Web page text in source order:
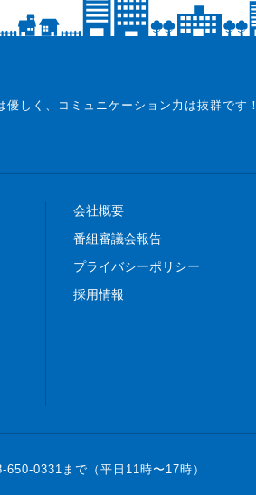
しく、コミュニケーション力は抜群です！
会社概要
番組審議会報告
プライバシーポリシー
採用情報
650-0331まで（平日11時〜17時）